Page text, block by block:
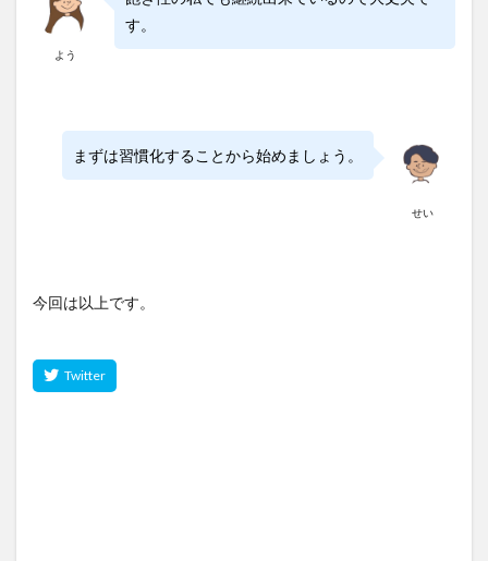
よう
す。
せい
まずは習慣化することから始めましょう。
今回は以上です。